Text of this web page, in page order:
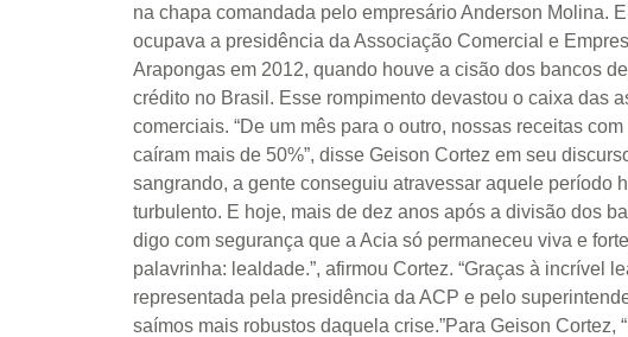
na chapa comandada pelo empresário Anderson Molina.
ocupava a presidência da Associação Comercial e
Arapongas em 2012, quando houve a cisão dos bancos
crédito no Brasil. Esse rompimento devastou o caixa das
comerciais. “De um mês para o outro, nossas receitas
caíram mais de 50%”, disse Geison Cortez em seu
sangrando, a gente conseguiu atravessar aquele período
turbulento. E hoje, mais de dez anos após a divisão dos
digo com segurança que a Acia só permaneceu viva e
palavrinha: lealdade.”, afirmou Cortez. “Graças à incrível
representada pela presidência da ACP e pelo
saímos mais robustos daquela crise.”Para Geison Cortez,